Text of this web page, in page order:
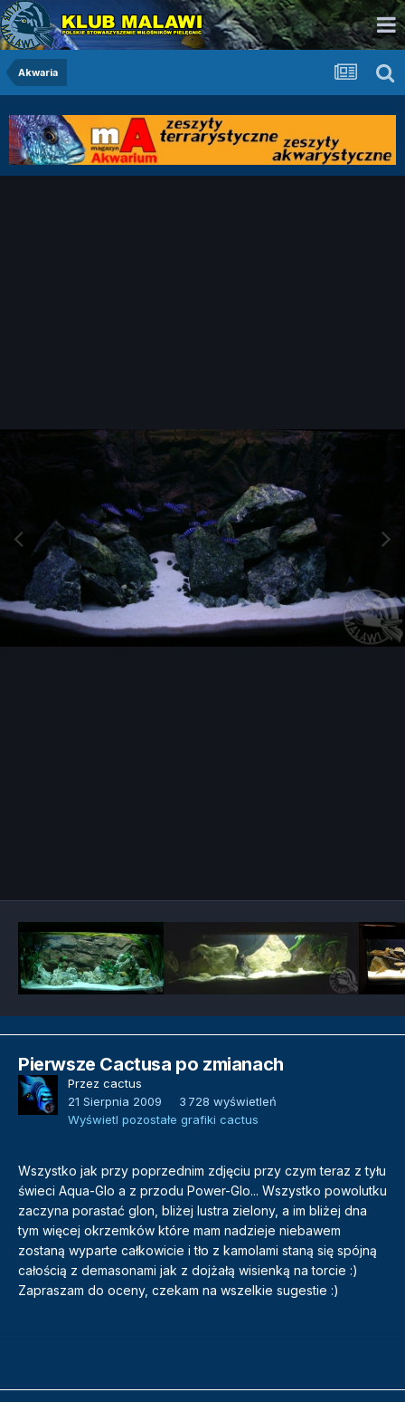
Akwaria
Pierwsze Cactusa po zmianach
Przez cactus
21 Sierpnia 2009
3 728 wyświetleń
Wyświetl pozostałe grafiki cactus
Wszystko jak przy poprzednim zdjęciu przy czym teraz z tyłu
świeci Aqua-Glo a z przodu Power-Glo... Wszystko powolutku
zaczyna porastać glon, bliżej lustra zielony, a im bliżej dna
tym więcej okrzemków które mam nadzieje niebawem
zostaną wyparte całkowicie i tło z kamolami staną się spójną
całością z demasonami jak z dojżałą wisienką na torcie :)
Zapraszam do oceny, czekam na wszelkie sugestie :)